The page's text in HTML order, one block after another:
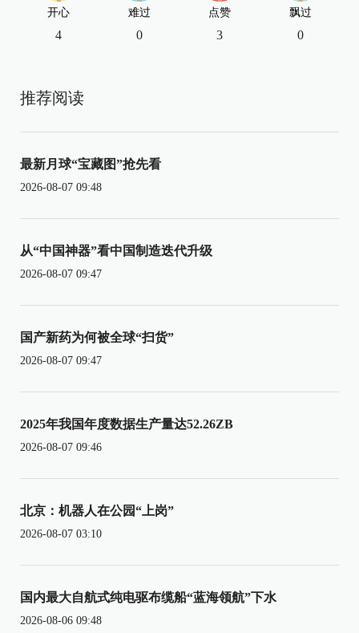
开心
4
难过
0
点赞
3
飘过
0
推荐阅读
最新月球“宝藏图”抢先看
2026-08-07 09:48
从“中国神器”看中国制造迭代升级
2026-08-07 09:47
国产新药为何被全球“扫货”
2026-08-07 09:47
2025年我国年度数据生产量达52.26ZB
2026-08-07 09:46
北京：机器人在公园“上岗”
2026-08-07 03:10
国内最大自航式纯电驱布缆船“蓝海领航”下水
2026-08-06 09:48